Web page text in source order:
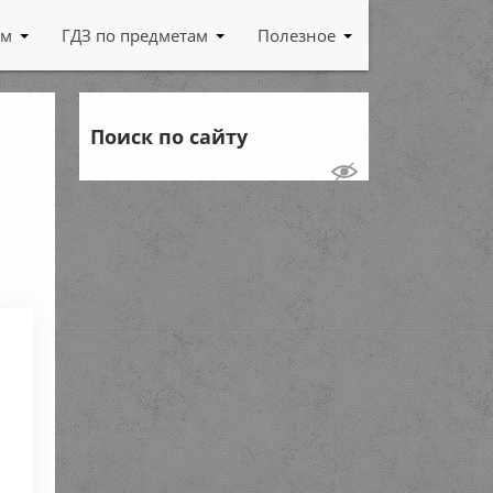
ГДЗ по предметам Полезное
Поиск по сайту